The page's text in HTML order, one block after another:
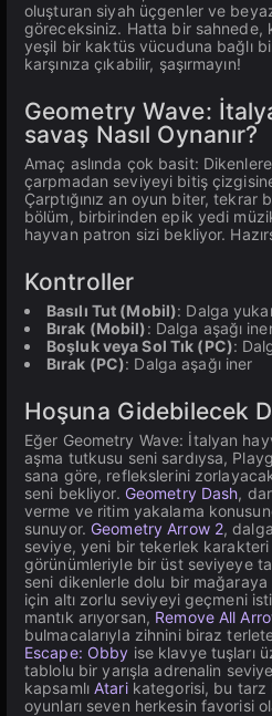
oluşturan siyah üçgenler ve
göreceksiniz. Hatta bir sahnede,
yeşil bir kaktüs vücuduna bağlı
karşınıza çıkabilir, şaşırmayın!
Geometry Wave:
savaş Nasıl Oynanır?
Amaç aslında çok basit:
çarpmadan seviyeyi bitiş
Çarptığınız an oyun biter, tekrar
bölüm, birbirinden epik yedi
hayvan patron sizi bekliyor.
Kontroller
Basılı Tut (Mobil): Dalga
Bırak (Mobil): Dalga aşağı
Boşluk veya Sol Tık (PC):
Bırak (PC): Dalga aşağı iner
Hoşuna Gidebilecek
Eğer Geometry Wave: İtalyan
aşma tutkusu seni sardıysa,
sana göre, reflekslerini
seni bekliyor. Geometry Dash,
verme ve ritim yakalama
sunuyor. Geometry Arrow 2,
seviye, yeni bir tekerlek
görünümleriyle bir üst seviyeye
seni dikenlerle dolu bir
için altı zorlu seviyeyi geçmeni
mantık arıyorsan, Remove All
bulmacalarıyla zihnini biraz
Escape: Obby ise klavye tuşları
tablolu bir yarışla adrenalin
kapsamlıAtarikategorisi, bu tarz
oyunları seven herkesin favorisi